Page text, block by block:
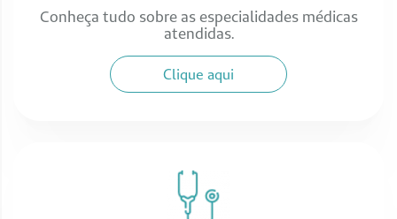
Conheça tudo sobre as especialidades médicas
atendidas.
Clique aqui